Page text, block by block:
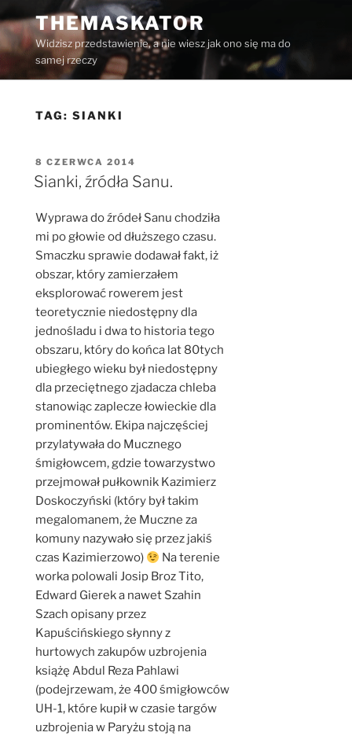
do
treści
THEMASKATOR
Widzisz przedstawienie, a nie wiesz jak ono się ma do
samej rzeczy
TAG: SIANKI
OPUBLIKOWANE
W
8 CZERWCA 2014
Sianki, źródła Sanu.
Wyprawa do źródeł Sanu chodziła
mi po głowie od dłuższego czasu.
Smaczku sprawie dodawał fakt, iż
obszar, który zamierzałem
eksplorować rowerem jest
teoretycznie niedostępny dla
jednośladu i dwa to historia tego
obszaru, który do końca lat 80tych
ubiegłego wieku był niedostępny
dla przeciętnego zjadacza chleba
stanowiąc zaplecze łowieckie dla
prominentów. Ekipa najczęściej
przylatywała do Mucznego
śmigłowcem, gdzie towarzystwo
przejmował pułkownik Kazimierz
Doskoczyński (który był takim
megalomanem, że Muczne za
komuny nazywało się przez jakiś
czas Kazimierzowo)
Na terenie
worka polowali Josip Broz Tito,
Edward Gierek a nawet Szahin
Szach opisany przez
Kapuścińskiego słynny z
hurtowych zakupów uzbrojenia
książę Abdul Reza Pahlawi
(podejrzewam, że 400 śmigłowców
UH-1, które kupił w czasie targów
uzbrojenia w Paryżu stoją na